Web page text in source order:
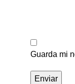
Guarda mi